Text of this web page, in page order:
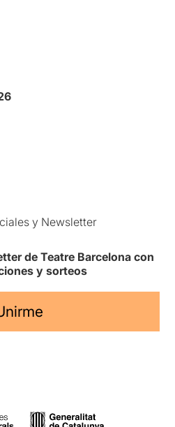
y Newsletter
de Teatre Barcelona con
y sorteos